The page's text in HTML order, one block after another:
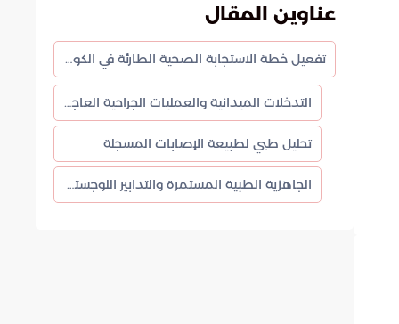
عناوين المقال
تفعيل خطة الاستجابة الصحية الطارئة في الكويت لمواجهة التداعيات الميدانية
التدخلات الميدانية والعمليات الجراحية العاجلة
تحليل طبي لطبيعة الإصابات المسجلة
الجاهزية الطبية المستمرة والتدابير اللوجستية